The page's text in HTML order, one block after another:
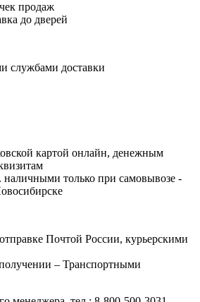
продаж
до дверей
службами доставки
картой онлайн, денежным
наличными только при самовывозе -
Почтой России, курьерскими
– Транспортными